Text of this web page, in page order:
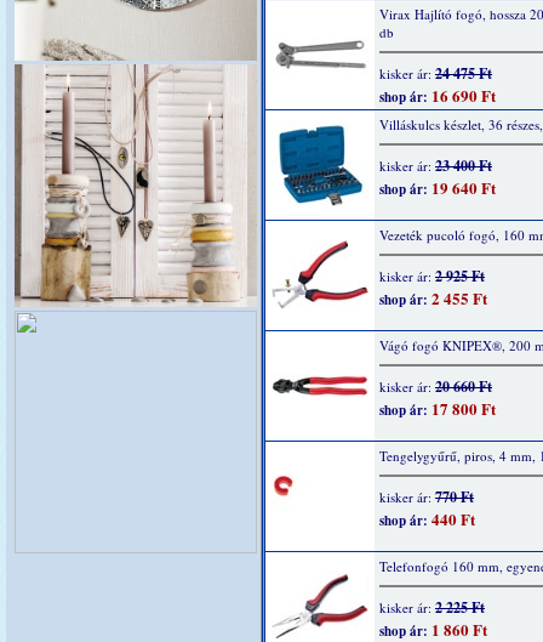
Virax Hajlító fogó, hossza
db
kisker ár: 24 475 Ft
shop ár: 16 690 Ft
Villáskulcs készlet, 36 részes,
kisker ár: 23 400 Ft
shop ár: 19 640 Ft
Vezeték pucoló fogó, 160
kisker ár: 2 925 Ft
shop ár: 2 455 Ft
Vágó fogó KNIPEX®, 200
kisker ár: 20 660 Ft
shop ár: 17 800 Ft
Tengelygyűrű, piros, 4 mm,
kisker ár: 770 Ft
shop ár: 440 Ft
Telefonfogó 160 mm,
kisker ár: 2 225 Ft
shop ár: 1 860 Ft